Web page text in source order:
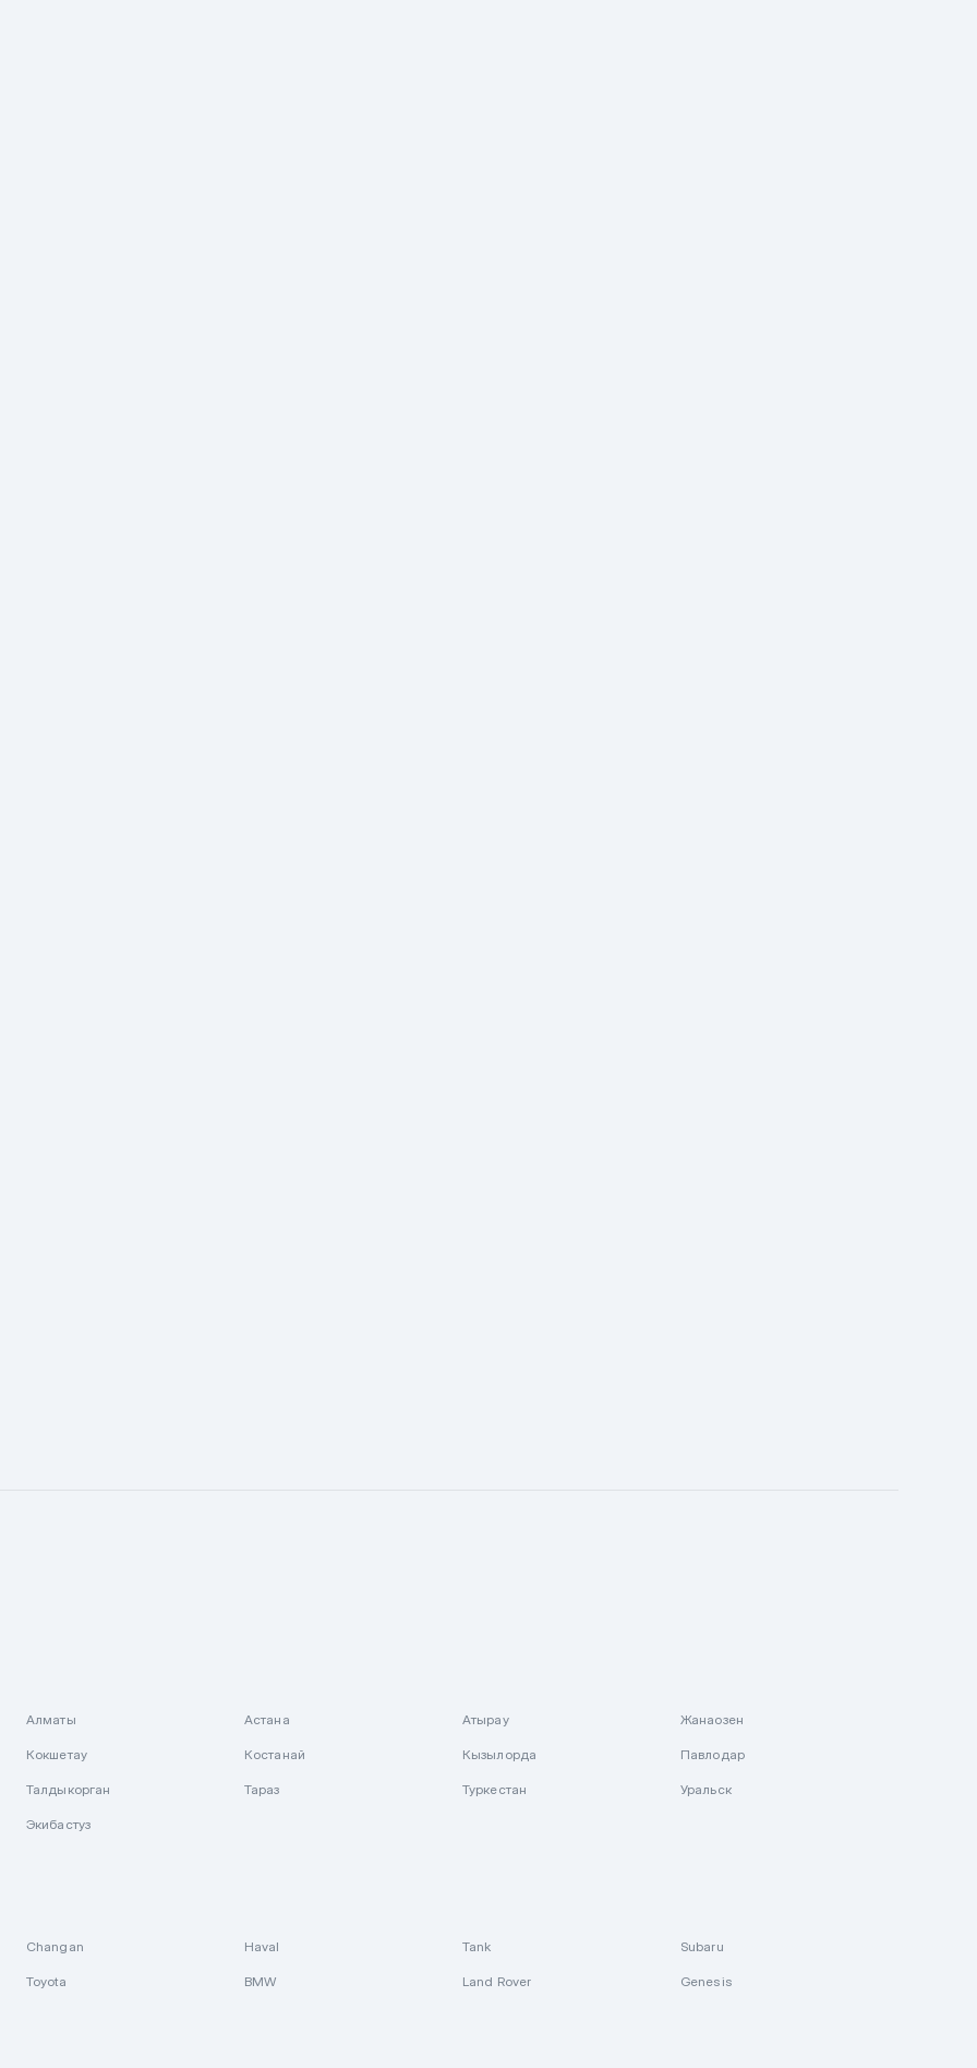
Алматы Астана Атырау Жанаозен
Кокшетау Костанай Кызылорда Павлодар
Талдыкорган Тараз Туркестан Уральск
Экибастуз
Changan Haval Tank Subaru
Toyota BMW Land Rover Genesis